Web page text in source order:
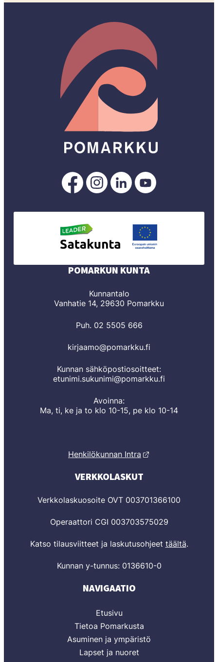
Pomarkku
Facebookissa
Pomarkku
Instagramissa
Pomarkku
LinkedInissä
POMARKUN KUNTA
Kunnantalo
Vanhatie 14, 29630 Pomarkku
Puh. 02 5505 666
kirjaamo@pomarkku.fi
Kunnan sähköpostiosoitteet:
etunimi.sukunimi@pomarkku.fi
Avoinna:
Ma, ti, ke ja to klo 10-15, pe klo 10-14
Henkilökunnan Intra
VERKKOLASKUT
Verkkolaskuosoite OVT 003701366100
Operaattori CGI 003703575029
Katso tilausviitteet ja laskutusohjeet täältä.
Kunnan y-tunnus: 0136610-0
NAVIGAATIO
Etusivu
Tietoa Pomarkusta
Asuminen ja ympäristö
Lapset ja nuoret